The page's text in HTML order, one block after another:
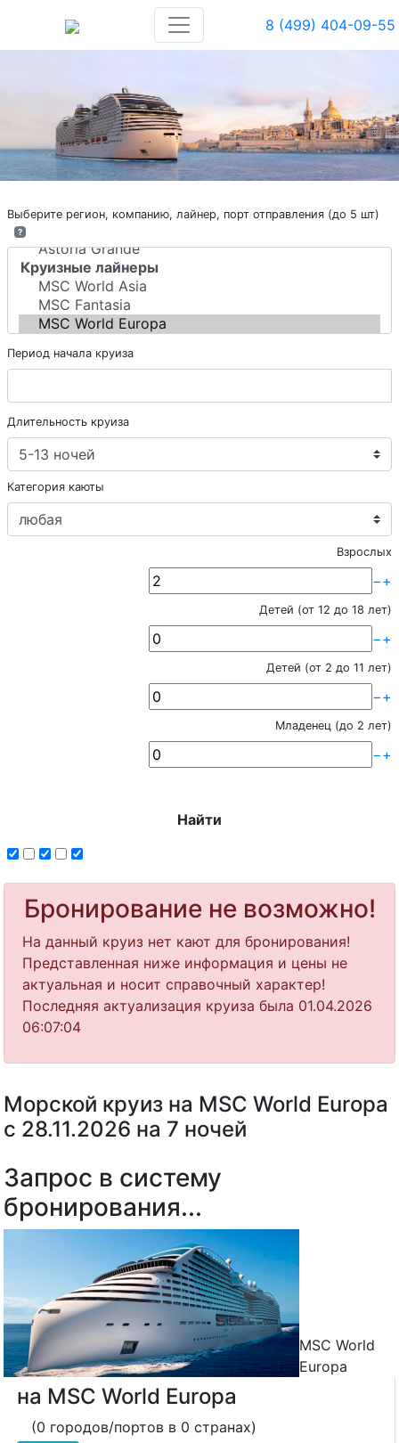
8 (499) 404-09-55
Выберите регион, компанию, лайнер, порт отправления (до 5 шт)
?
Период начала круиза
Длительность круиза
Категория каюты
Взрослых
−+
Детей (от 12 до 18 лет)
−+
Детей (от 2 до 11 лет)
−+
Младенец (до 2 лет)
−+
Найти
Бронирование не возможно!
На данный круиз нет кают для бронирования!
Представленная ниже информация и цены не
актуальная и носит справочный характер!
Последняя актуализация круиза была 01.04.2026
06:07:04
Морской круиз на MSC World Europa
с 28.11.2026 на 7 ночей
MSC World
Europa
на MSC World Europa
(0 городов/портов в 0 странах)
Запрос в систему
бронирования...